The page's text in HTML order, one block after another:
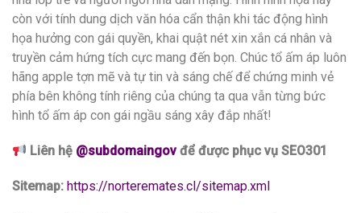
còn với tính dung dịch văn hóa cẩn thận khi tác động hình
họa hưởng con gái quyền, khai quật nét xin xắn cá nhân và
truyền cảm hứng tích cực mang đến bọn. Chúc tổ ấm áp luôn
hãng apple tợn mẽ và tự tin và sáng chế để chứng minh vẻ
phía bên không tính riêng của chúng ta qua vẫn từng bức
hình tổ ấm áp con gái ngầu sáng xây đắp nhất!
Liên hệ @subdomaingov để được phục vụ SEO301
Sitemap: https://norteremates.cl/sitemap.xml